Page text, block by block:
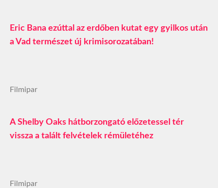
Eric Bana ezúttal az erdőben kutat egy gyilkos után
a Vad természet új krimisorozatában!
Filmipar
A Shelby Oaks hátborzongató előzetessel tér
vissza a talált felvételek rémületéhez
Filmipar